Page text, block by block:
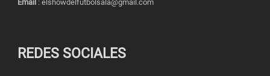
Email : elshowdelfutbolsala@gmail.com
REDES SOCIALES